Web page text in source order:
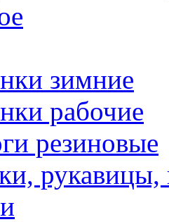
зимние
рабочие
резиновые
рукавицы,